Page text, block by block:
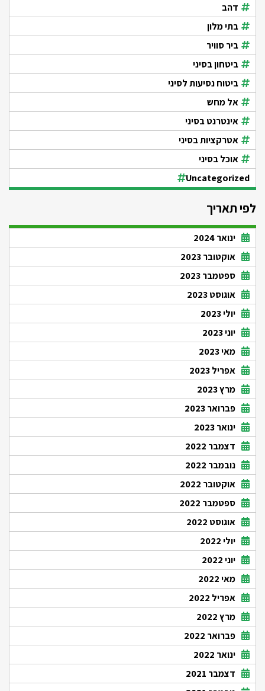
דהב
בתי מלון
ביר סוויר
ביטחון בסיני
ביטוח נסיעות לסיני
אל מחש
אינטרנט בסיני
אטרקציות בסיני
אוכל בסיני
Uncategorized
לפי תאריך
ינואר 2024
אוקטובר 2023
ספטמבר 2023
אוגוסט 2023
יולי 2023
יוני 2023
מאי 2023
אפריל 2023
מרץ 2023
פברואר 2023
ינואר 2023
דצמבר 2022
נובמבר 2022
אוקטובר 2022
ספטמבר 2022
אוגוסט 2022
יולי 2022
יוני 2022
מאי 2022
אפריל 2022
מרץ 2022
פברואר 2022
ינואר 2022
דצמבר 2021